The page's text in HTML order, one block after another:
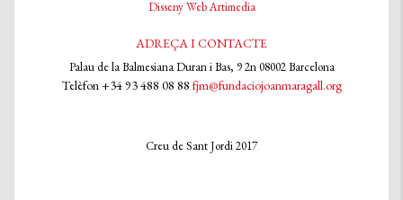
Disseny Web Artimedia
ADREÇA I CONTACTE
Palau de la Balmesiana Duran i Bas, 9 2n 08002 Barcelona
Telèfon +34 93 488 08 88 fjm@fundaciojoanmaragall.org
Creu de Sant Jordi 2017